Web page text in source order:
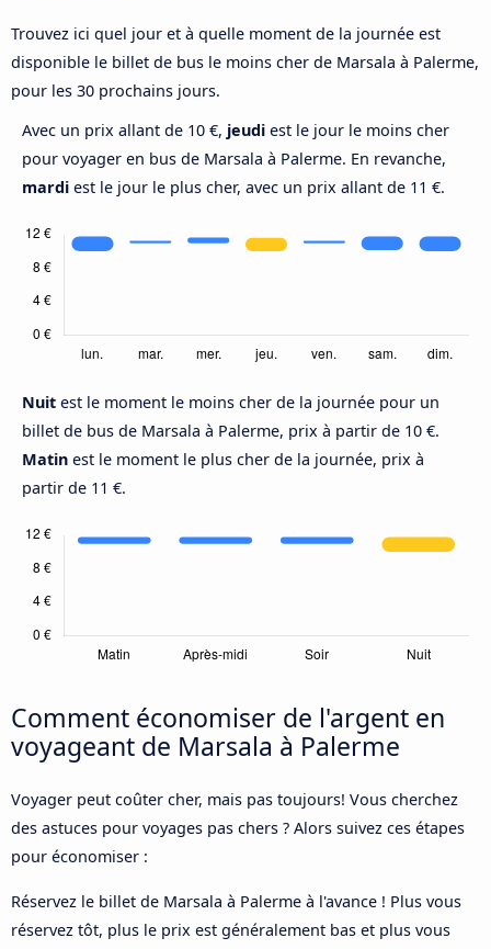
Trouvez ici quel jour et à quelle moment de la journée est
disponible le billet de bus le moins cher de Marsala à Palerme,
pour les 30 prochains jours.
Avec un prix allant de 10 €, jeudi est le jour le moins cher
pour voyager en bus de Marsala à Palerme. En revanche,
mardi est le jour le plus cher, avec un prix allant de 11 €.
Nuit est le moment le moins cher de la journée pour un
billet de bus de Marsala à Palerme, prix à partir de 10 €.
Matin est le moment le plus cher de la journée, prix à
partir de 11 €.
Comment économiser de l'argent en
voyageant de Marsala à Palerme
Voyager peut coûter cher, mais pas toujours! Vous cherchez
des astuces pour voyages pas chers ? Alors suivez ces étapes
pour économiser :
Réservez le billet de Marsala à Palerme à l'avance ! Plus vous
réservez tôt, plus le prix est généralement bas et plus vous